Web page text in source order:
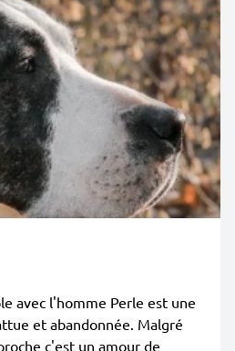
avec l'homme Perle est une
et abandonnée. Malgré
c'est un amour de